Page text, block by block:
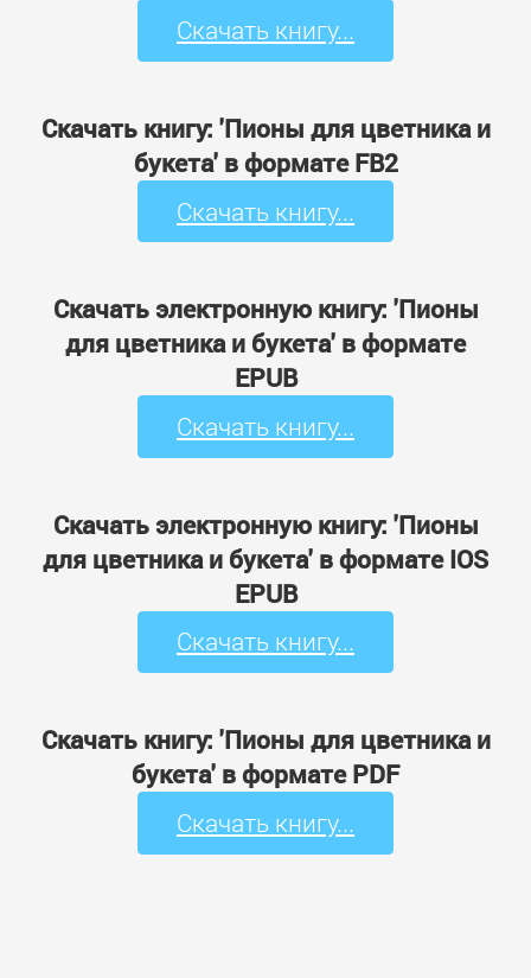
Скачать книгу...
Скачать книгу: 'Пионы для цветника и
букета' в формате FB2
Скачать книгу...
Скачать электронную книгу: 'Пионы
для цветника и букета' в формате
EPUB
Скачать книгу...
Скачать электронную книгу: 'Пионы
для цветника и букета' в формате IOS
EPUB
Скачать книгу...
Скачать книгу: 'Пионы для цветника и
букета' в формате PDF
Скачать книгу...